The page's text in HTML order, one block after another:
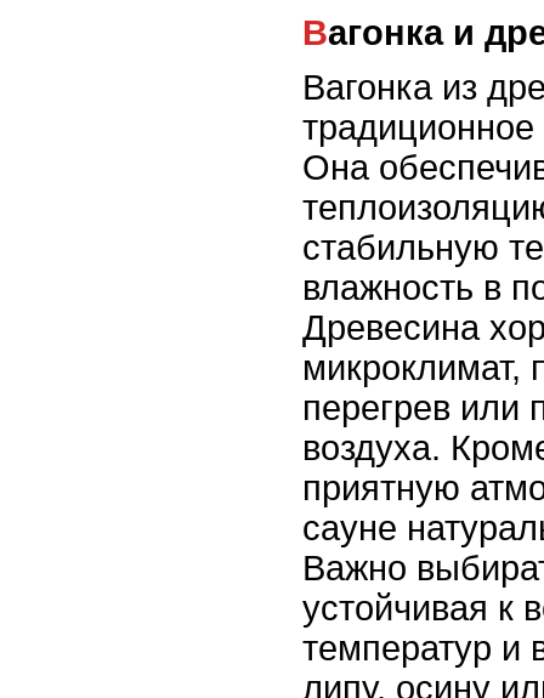
Вагонка и
Вагонка из
Она
стабильную
влажность в
Древесина
микроклимат,
перегрев или
воздуха.
приятную
сауне
Важно
устойчивая к
температур и
липу, осину